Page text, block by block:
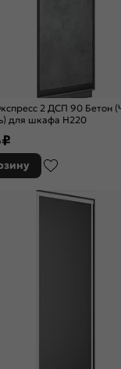
2 ДСП 90 Бетон
для шкафа Н220
₽